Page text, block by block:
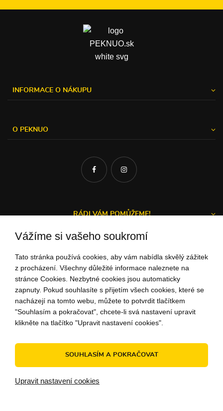
INFORMACE O NÁKUPU
O PEKNUO
RÁDI VÁM POMŮŽEME!
Michal a Zuzka
ZÁKAZNICKÝ SERVIS
+42 1948
ahoj@peknuo.cz
© 2010 - 2026 PEKNUO - Originální doplňky a dárky. Udělejte si
Vážíme si vašeho soukromí
Tato stránka používá cookies, aby vám nabídla skvělý zážitek
z procházení. Všechny důležité informace naleznete na
stránce Cookies. Nezbytné cookies jsou automaticky
zapnuty. Pokud souhlasíte s přijetím všech cookies, které se
nacházejí na tomto webu, můžete to potvrdit tlačítkem
"Souhlasím a pokračovat", chcete-li svá nastavení upravit
klikněte na tlačítko "Upravit nastavení cookies".
SOUHLASÍM A POKRAČOVAT
Upravit nastavení cookies